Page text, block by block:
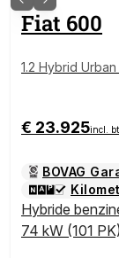
Fiat 600
1.2 Hybrid Urban
€ 23.925incl.
BOVAG
Hybride
74 kW (101 PK)